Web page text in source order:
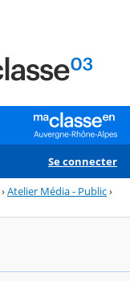
Se connecter
›Atelier Média - Public›